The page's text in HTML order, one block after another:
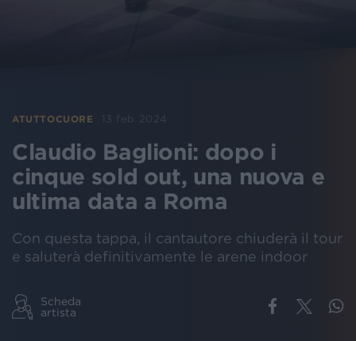
ATUTTOCUORE 13 feb 2024
Claudio Baglioni: dopo i
cinque sold out, una nuova e
ultima data a Roma
Con questa tappa, il cantautore chiuderà il tour
e saluterà definitivamente le arene indoor
Scheda
artista